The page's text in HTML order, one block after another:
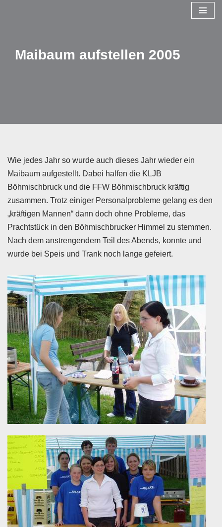
springen
Maibaum aufstellen 2005
Wie jedes Jahr so wurde auch dieses Jahr wieder ein
Maibaum aufgestellt. Dabei halfen die KLJB
Böhmischbruck und die FFW Böhmischbruck kräftig
zusammen. Trotz einiger Personalprobleme gelang es den
„kräftigen Mannen“ dann doch ohne Probleme, das
Prachtstück in den Böhmischbrucker Himmel zu stemmen.
Nach dem anstrengendem Teil des Abends, konnte und
wurde bei Speis und Trank noch lange gefeiert.